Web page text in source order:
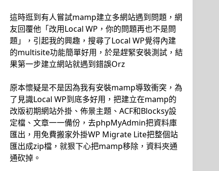
這時逛到有人嘗試mamp建立多網站遇到問題，網
友回覆他「改用Local WP，你的問題再也不是問
題」，引起我的興趣，搜尋了Local WP覺得內建
的multisite功能簡單好用，於是趕緊安裝測試，結
果第一步建立網站就遇到錯誤Orz
原本懷疑是不是因為我有安裝mamp導致衝突，為
了見識Local WP到底多好用，把建立在mamp的
改版初期網站外掛、佈景主題、ACF和Blocksy設
定檔、文章一一備份，去phpMyAdmin把資料庫
匯出，用免費搬家外掛WP Migrate Lite把整個站
匯出成zip檔，就狠下心把mamp移除，資料夾通
通砍掉。